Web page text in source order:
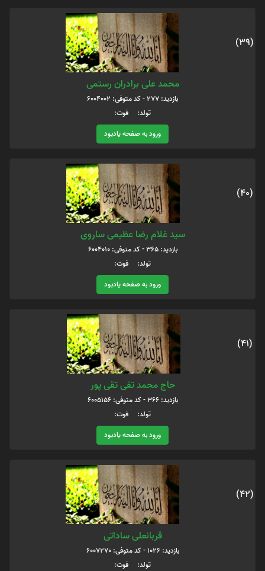
(39)
محمد علی برادران رستمی
بازدید: 277 - کد متوفی: 6004002
تولد: فوت:
ورود به صفحه یادبود
(40)
سید غلام رضا عظیمی ساروی
بازدید: 365 - کد متوفی: 6004010
تولد: فوت:
ورود به صفحه یادبود
(41)
حاج محمد تقی تقی پور
بازدید: 366 - کد متوفی: 6005156
تولد: فوت:
ورود به صفحه یادبود
(42)
قربانعلی ساداتی
بازدید: 1026 - کد متوفی: 6007270
تولد: فوت: